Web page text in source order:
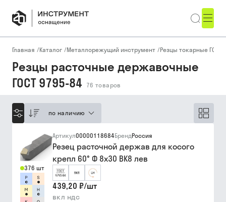
Главная /Каталог /Металлорежущий инструмент /Резцы токарные ГОСТ,
Резцы расточные державочные
ГОСТ 9795-84
76 товаров
по наличию
376 шт
Артикул00000118684БрендРоссия
Резец расточной держав для косого
крепл 60° Ф 8х30 ВК8 лев
439,20 ₽/шт
вкл ндс